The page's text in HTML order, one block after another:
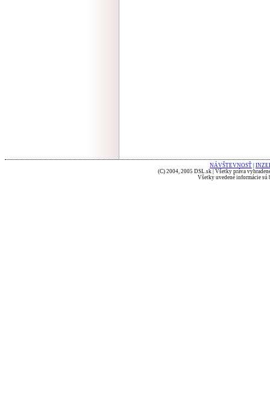
NÁVŠTEVNOSŤ
(C) 2004, 2005 DSL.sk | Všetky práva
Všetky uvedené informácie sú